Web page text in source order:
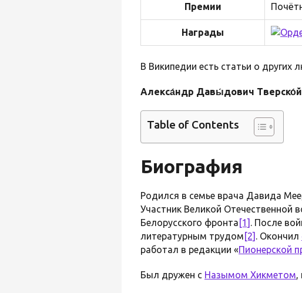
Премии
Награды
В Википедии есть статьи о других
Алекса́ндр Давы́дович Тверско́й
Table of Contents
Биография
Родился в семье врача Давида
Участник Великой Отечественной
Белорусского фронта [1] . После
литературным трудом [2] . Окончил
работал в редакции «Пионерской
Был дружен с Назымом Хикметом,